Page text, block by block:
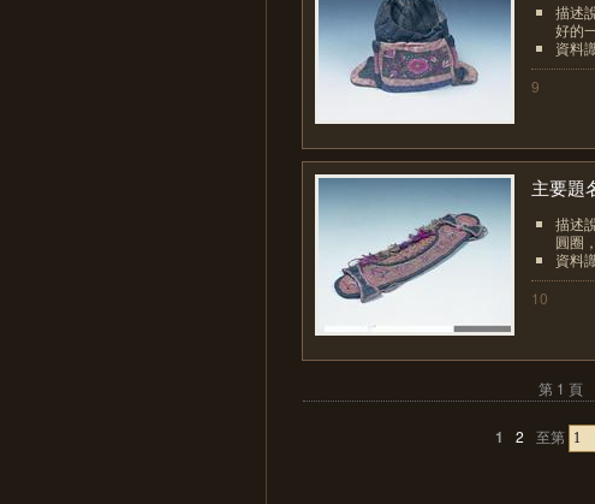
描述
好的
資料
9
主要題
描述
圓圈
資料
10
第 1 頁
1 2 至第